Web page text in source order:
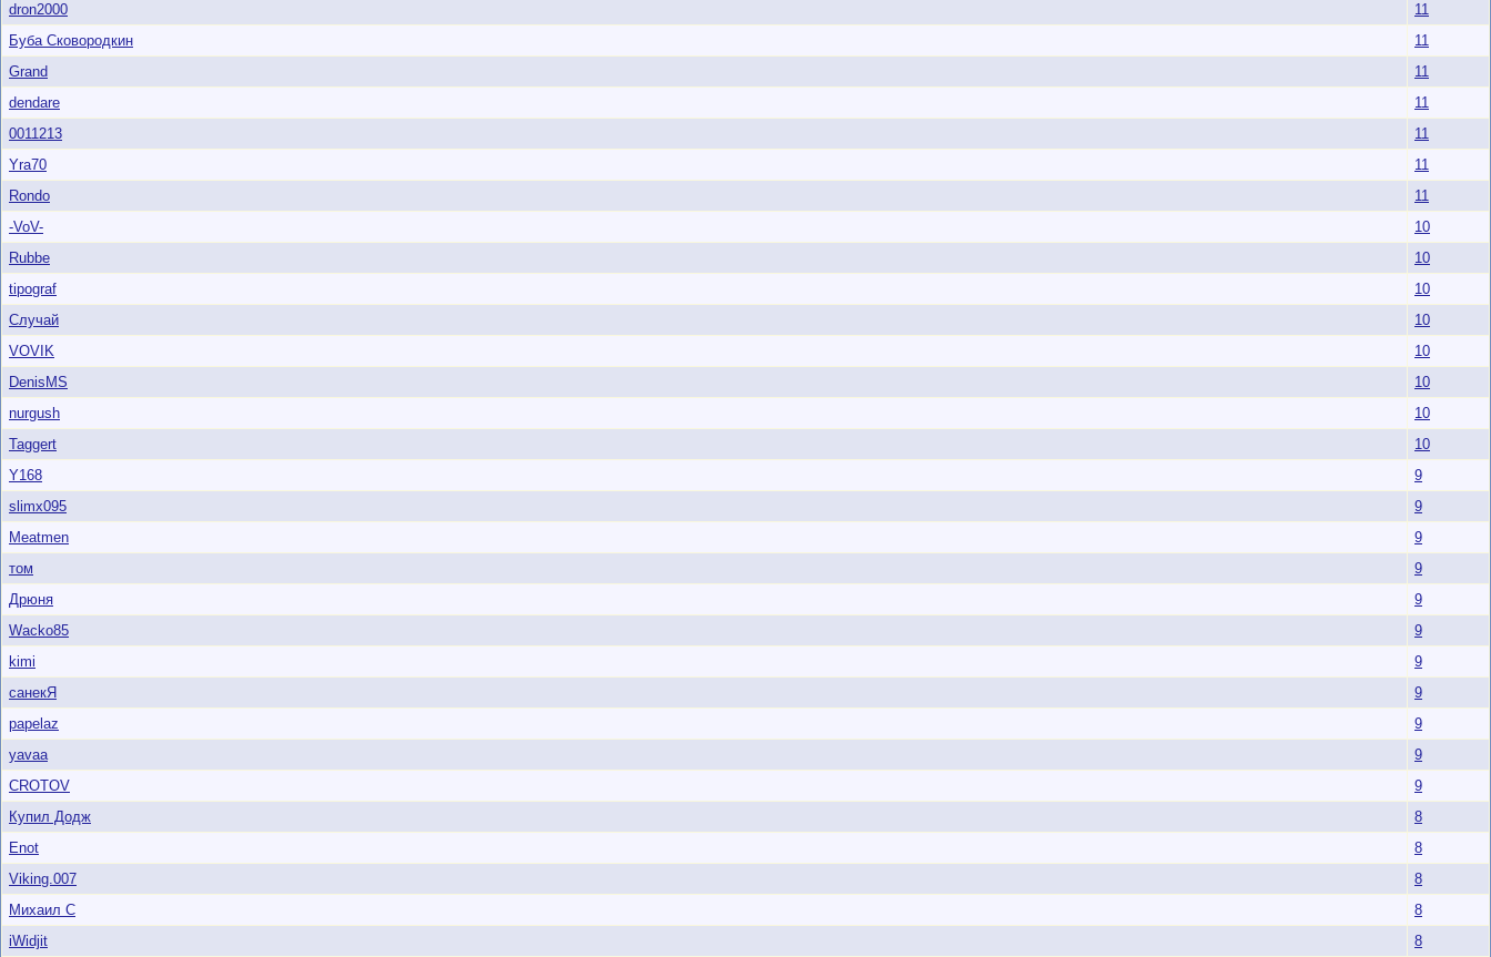
dron2000
11
Буба Сковородкин
11
Grand
11
dendare
11
0011213
11
Yra70
11
Rondo
11
-VoV-
10
Rubbe
10
tipograf
10
Случай
10
VOVIK
10
DenisMS
10
nurgush
10
Taggert
10
Y168
9
slimx095
9
Meatmen
9
том
9
Дрюня
9
Wacko85
9
kimi
9
санекЯ
9
papelaz
9
yavaa
9
CROTOV
9
Купил Додж
8
Enot
8
Viking.007
8
Михаил С
8
iWidjit
8